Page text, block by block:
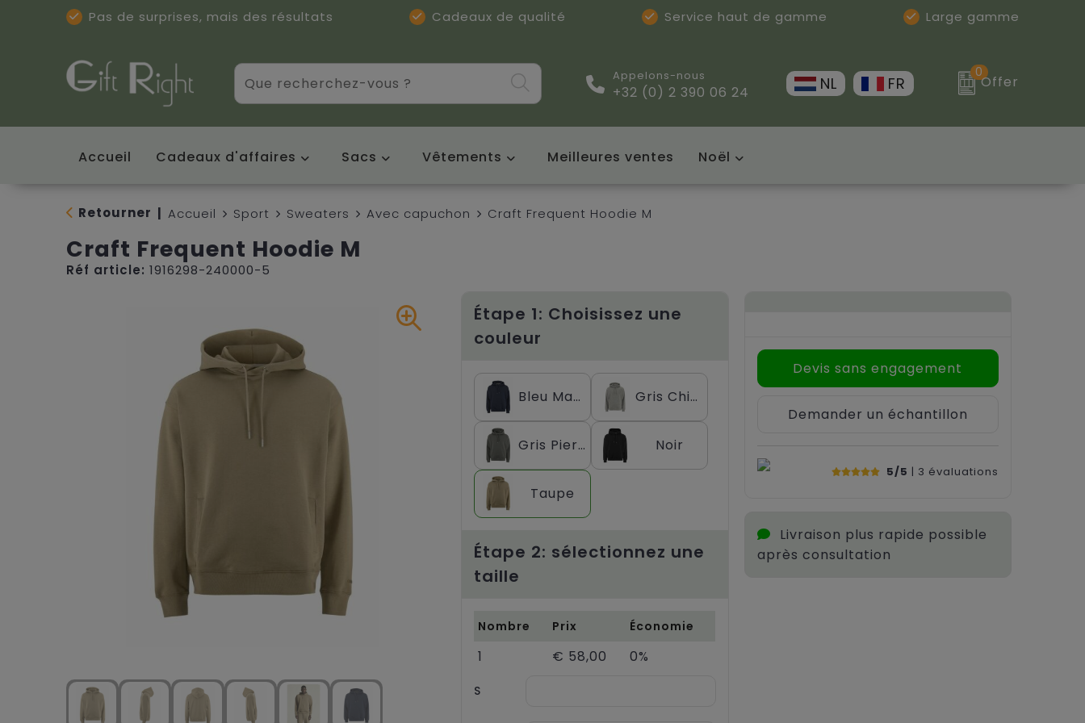
Pas de surprises, mais des résultats Cadeaux de qualité Service haut de gamme
Large gamme
Appelons-nous
+32 (0) 2 390 06 24 NL FR
0
Offer
Accueil Cadeaux d'affaires Sacs Vêtements Meilleures ventes Noël
Retourner Accueil Sport Sweaters Avec capuchon Craft Frequent Hoodie M
Craft Frequent Hoodie M
Réf article: 1916298-240000-5
Étape 1: Choisissez une
couleur
Bleu Marine Gris Chiné
Gris Pierre de Lave Noir
Taupe
Étape 2: sélectionnez une
taille
Nombre Prix Économie
1 € 58,00 0%
S
Devis sans engagement
Demander un échantillon
5/5 | 3 évaluations
Livraison plus rapide possible
après consultation